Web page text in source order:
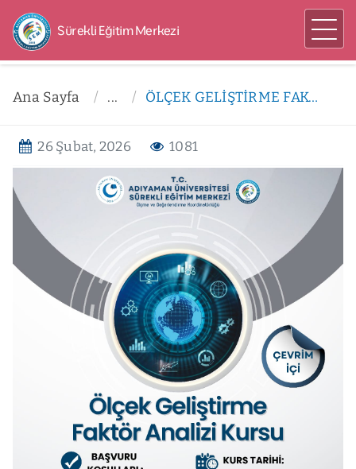
Sürekli Eğitim Merkezi
Ana Sayfa ... ÖLÇEK GELİŞTİRME FAKTÖR ANALİZİ KURSU
26 Şubat, 2026 1081